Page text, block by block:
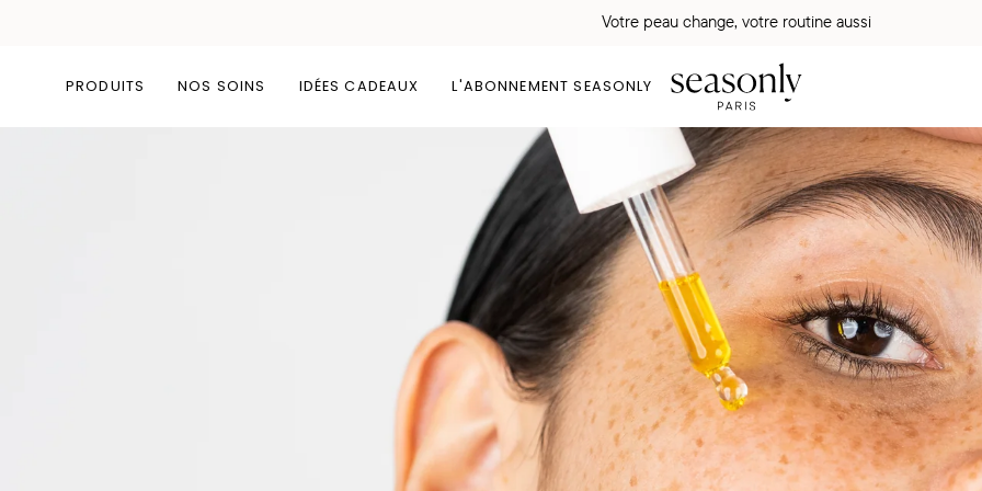
Votre peau change, votre routine aussi
PRODUITS NOS SOINS IDÉES CADEAUX L'ABONNEMENT SEASONLY